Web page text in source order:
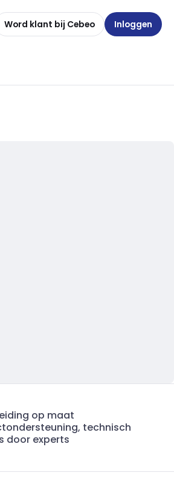
Word klant bij Cebeo Inloggen
op maat
technisch
door experts